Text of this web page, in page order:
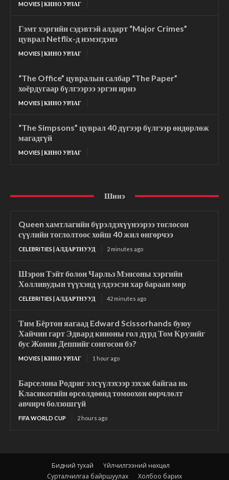
MOVIES | КИНО УРЛАГ
Гэмт хэргийн сэдэвтэй алдарт “Major Crimes”
цуврал Netflix-д нэмэгдэнэ
MOVIES | КИНО УРЛАГ
“The Office” цувралын салбар “The Paper”
хоёрдугаар бүлгээрээ эргэн ирнэ
MOVIES | КИНО УРЛАГ
“The Simpsons” цуврал 40 дүгээр бүлгээр өндөрлөж
магадгүй
MOVIES | КИНО УРЛАГ
Шинэ
Queen хамтлагийн бүрэлдэхүүнээрээ тоглосон
сүүлийн тоглолтоос хойш 40 жил өнгөрчээ
CELEBRITIES | АЛДАРТНУУД 2 minutes ago
Шэрон Тэйт болон Чарльз Мэнсоны хэргийн
Холливудын түүхэнд үлдээсэн хар бараан мөр
CELEBRITIES | АЛДАРТНУУД 42 minutes ago
Тим Бёртон яагаад Edward Scissorhands буюу
Хайчин гарт Эдвард киноны гол дүрд Том Крузийг
бус Жонни Деппийг сонгосон бэ?
MOVIES | КИНО УРЛАГ 1 hour ago
Барселона Родриг элсүүлэхээр зэхэж байгаа нь
Класикогийн өрсөлдөөнд томоохон өөрчлөлт
авчирч болзошгүй
FIFA WORLD CUP 2 hours ago
Бидний тухай
Үйлчилгээний нөхцөл
Сурталчилгаа байршуулах
Холбоо барих